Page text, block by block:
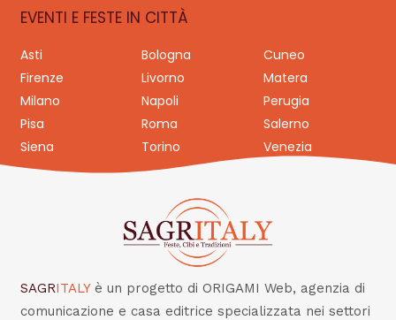
EVENTI E FESTE IN CITTÀ
Asti Bologna
Cuneo
Firenze
Livorno
Matera
Milano
Napoli
Perugia
Pisa
Roma
Salerno
Siena
Torino Venezia
SAGRITALY è un progetto di ORIGAMI Web, agenzia di
comunicazione e casa editrice specializzata nei settori